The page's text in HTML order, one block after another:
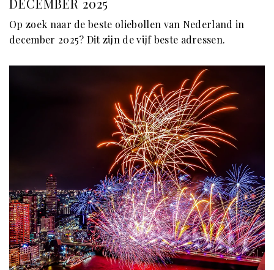
DECEMBER 2025
Op zoek naar de beste oliebollen van Nederland in
december 2025? Dit zijn de vijf beste adressen.